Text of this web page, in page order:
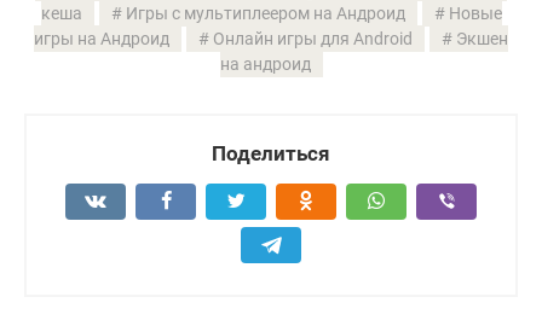
кеша
Игры с мультиплеером на Андроид
Новые
игры на Андроид
Онлайн игры для Android
Экшен
на андроид
Поделиться